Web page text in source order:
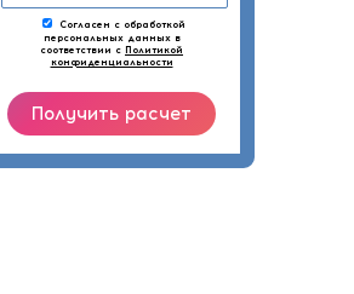
Согласен с обработкой
персональных данных в
соответствии с Политикой
конфиденциальности